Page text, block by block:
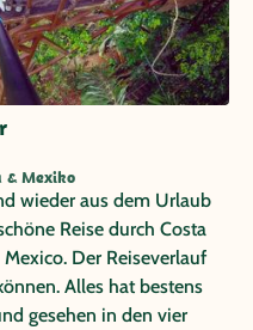
& Mexiko
wieder aus dem Urlaub
Reise durch Costa
Der Reiseverlauf
Alles hat bestens
gesehen in den vier